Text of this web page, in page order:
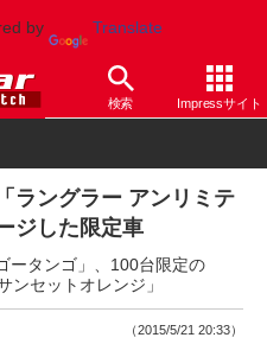
by Translate
検索 Impressサイト
ラングラー アンリミテ
ジした限定車
ータンゴ」、100台限定の
ンセットオレンジ」
（2015/5/21 20:33）